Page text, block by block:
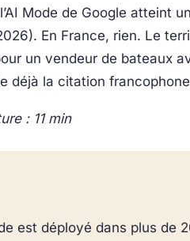
Mode de Google atteint
En France, rien. Le
un vendeur de bateaux
déjà la citation
: 11 min
est déployé dans plus